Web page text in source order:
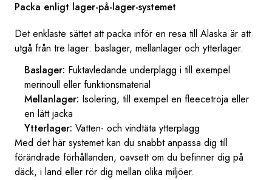
Packa enligt lager-på-lager-systemet
Det enklaste sättet att packa inför en resa till Alaska är att
utgå från tre lager: baslager, mellanlager och ytterlager.
Baslager: Fuktavledande underplagg i till exempel
merinoull eller funktionsmaterial
Mellanlager: Isolering, till exempel en fleecetröja eller
en lätt jacka
Ytterlager: Vatten- och vindtäta ytterplagg
Med det här systemet kan du snabbt anpassa dig till
förändrade förhållanden, oavsett om du befinner dig på
däck, i land eller rör dig mellan olika miljöer.